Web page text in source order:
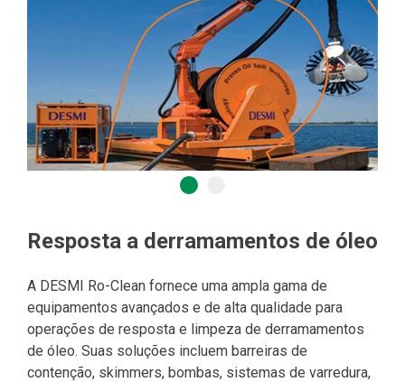
Resposta a derramamentos de óleo
A DESMI Ro-Clean fornece uma ampla gama de
equipamentos avançados e de alta qualidade para
operações de resposta e limpeza de derramamentos
de óleo. Suas soluções incluem barreiras de
contenção, skimmers, bombas, sistemas de varredura,